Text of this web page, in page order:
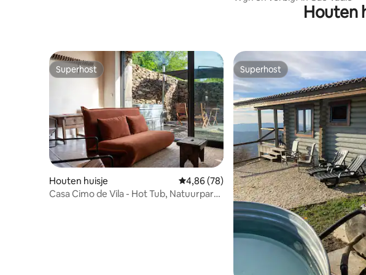
Houten
Superhost
Superhost
Houten huisje Gemiddelde beoordeling van 4,86 uit 5, 78
4,86 (78)
Casa Cimo de Vila - Hot Tub, Natuurpark
Superhost
Superhost